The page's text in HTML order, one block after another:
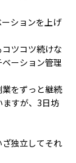
ションを上げ
ツコツ続けな
ーション管理
をずっと継続
ますが、3日坊
独立してそれ